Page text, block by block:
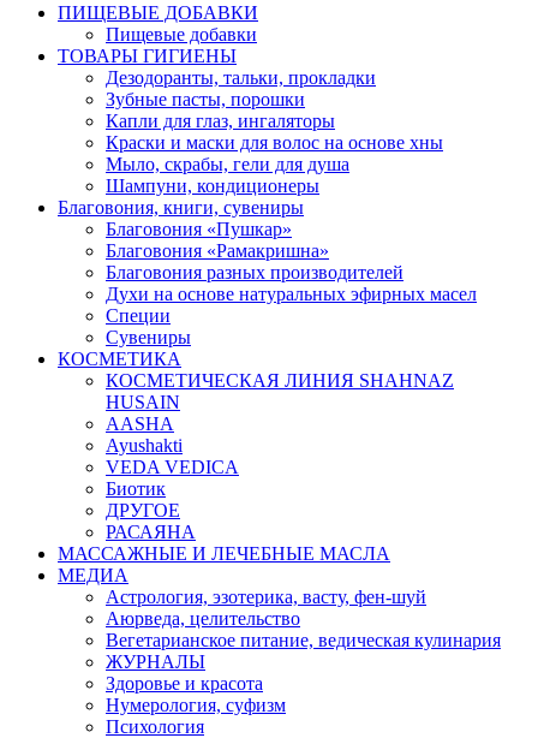
ПИЩЕВЫЕ ДОБАВКИ
Пищевые добавки
ТОВАРЫ ГИГИЕНЫ
Дезодоранты, тальки, прокладки
Зубные пасты, порошки
Капли для глаз, ингаляторы
Краски и маски для волос на основе хны
Мыло, скрабы, гели для душа
Шампуни, кондиционеры
Благовония, книги, сувениры
Благовония «Пушкар»
Благовония «Рамакришна»
Благовония разных производителей
Духи на основе натуральных эфирных масел
Специи
Сувениры
КОСМЕТИКА
КОСМЕТИЧЕСКАЯ ЛИНИЯ SHAHNAZ
HUSAIN
AASHA
Ayushakti
VEDA VEDICA
Биотик
ДРУГОЕ
РАСАЯНА
МАССАЖНЫЕ И ЛЕЧЕБНЫЕ МАСЛА
МЕДИА
Астрология, эзотерика, васту, фен-шуй
Аюрведа, целительство
Вегетарианское питание, ведическая кулинария
ЖУРНАЛЫ
Здоровье и красота
Нумерология, суфизм
Психология